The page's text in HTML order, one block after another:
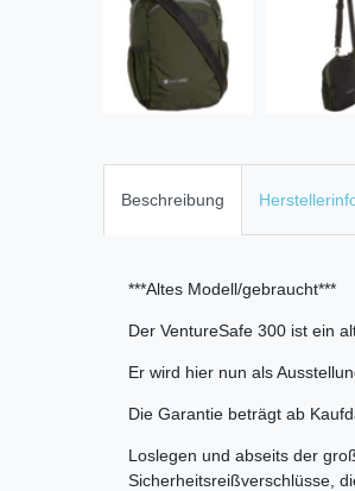
Beschreibung
***Altes Modell/gebraucht***
Der VentureSafe 300 ist ein
Er wird hier nun als
Die Garantie beträgt ab
Loslegen und abseits der
Sicherheitsreißverschlüsse,